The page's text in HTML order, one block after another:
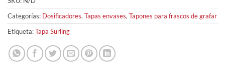
Categorías: Dosificadores, Tapas envases, Tapones para frascos de grafar
Etiqueta:Tapa Surling